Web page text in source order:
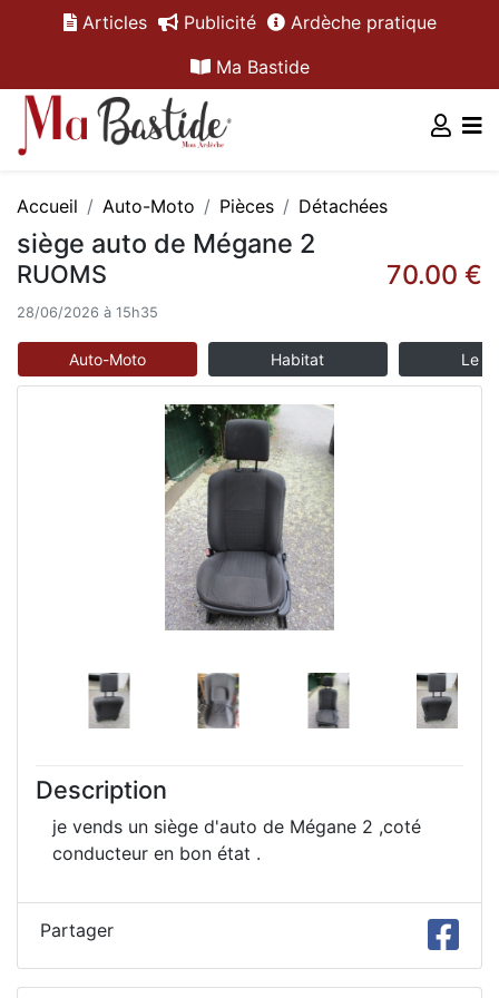
Articles Publicité
Ardèche pratique
Ma Bastide
Accueil Auto-Moto Pièces Détachées
siège auto de Mégane 2
RUOMS
28/06/2026 à 15h35
70.00 €
Auto-Moto Habitat Le
Description
je vends un siège d'auto de Mégane 2 ,coté
conducteur en bon état .
Partager